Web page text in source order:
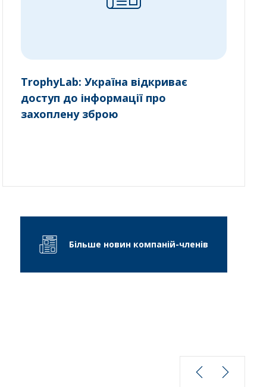
TrophyLab: Україна відкриває
доступ до інформації про
захоплену зброю
Більше новин компаній-членів